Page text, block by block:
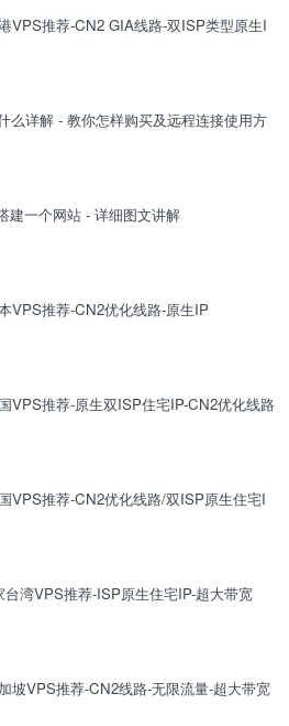
VPS推荐-CN2 GIA线路-双ISP类型原生I
么详解 - 教你怎样购买及远程连接使用方
建一个网站 - 详细图文讲解
VPS推荐-CN2优化线路-原生IP
VPS推荐-原生双ISP住宅IP-CN2优化线路
VPS推荐-CN2优化线路/双ISP原生住宅I
台湾VPS推荐-ISP原生住宅IP-超大带宽
坡VPS推荐-CN2线路-无限流量-超大带宽